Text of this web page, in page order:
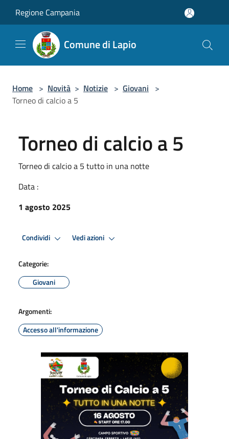
Regione Campania
Comune di Lapio
Home > Novità > Notizie > Giovani >
Torneo di calcio a 5
Torneo di calcio a 5
Torneo di calcio a 5 tutto in una notte
Data :
1 agosto 2025
Condividi Vedi azioni
Categorie:
Giovani
Argomenti:
Accesso all'informazione